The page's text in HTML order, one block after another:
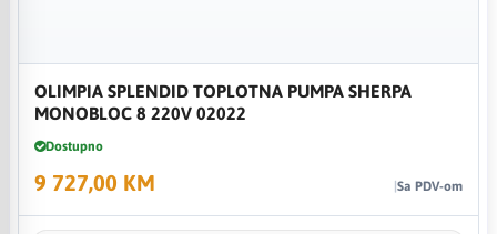
OLIMPIA SPLENDID TOPLOTNA PUMPA SHERPA
MONOBLOC 8 220V 02022
Dostupno
9 727,00 KM Sa PDV-om